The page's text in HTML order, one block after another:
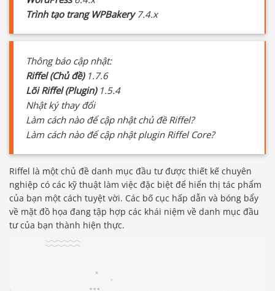
Trình tạo trang WPBakery7.4.x
Thông báo cập nhật:
Riffel (Chủ đề)1.7.6
Lõi Riffel (Plugin)1.5.4
Nhật ký thay đổi
Làm cách nào để cập nhật chủ đề Riffel?
Làm cách nào để cập nhật plugin Riffel Core?
Riffel là một chủ đề danh mục đầu tư được thiết kế chuyên
nghiệp có các kỹ thuật làm việc đặc biệt để hiển thị tác phẩm
của bạn một cách tuyệt vời. Các bố cục hấp dẫn và bóng bẩy
về mặt đồ họa đang tập hợp các khái niệm về danh mục đầu
tư của bạn thành hiện thực.